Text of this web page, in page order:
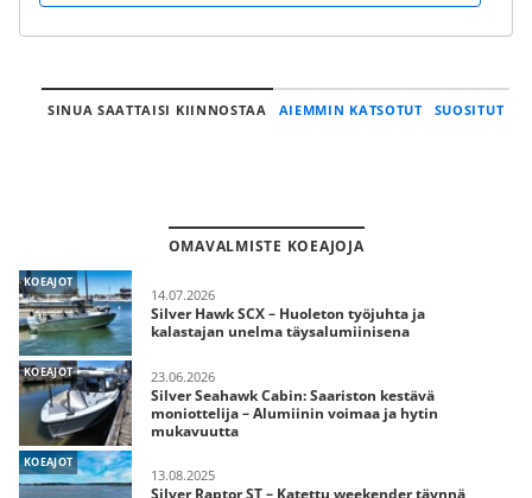
SINUA SAATTAISI KIINNOSTAA AIEMMIN KATSOTUT SUOSITUT
OMAVALMISTE KOEAJOJA
KOEAJOT
14.07.2026
Silver Hawk SCX – Huoleton työjuhta ja
kalastajan unelma täysalumiinisena
KOEAJOT 23.06.2026
Silver Seahawk Cabin: Saariston kestävä
moniottelija – Alumiinin voimaa ja hytin
mukavuutta
KOEAJOT
13.08.2025
Silver Raptor ST – Katettu weekender täynnä